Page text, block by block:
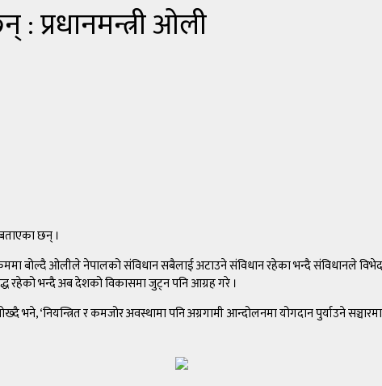
प्रधानमन्त्री ओली
छन् ।
बोल्दै ओलीले नेपालको संविधान सबैलाई अटाउने संविधान रहेका भन्दै संविधानले
रहेको भन्दै अब देशको विकासमा जुट्न पनि आग्रह गरे ।
भने, ‘नियन्त्रित र कमजोर अवस्थामा पनि अग्रगामी आन्दोलनमा योगदान पुर्याउने